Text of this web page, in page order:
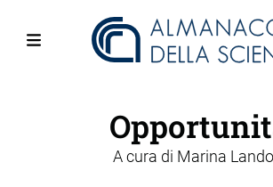
A cura di Marina